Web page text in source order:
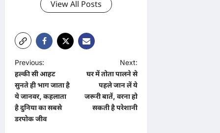
View All Posts
P
o
s
t
n
Previous:
हल्की सी आहट
सुनते ही भाग जाता है
ये जानवर, कहलाता
है दुनिया का सबसे
डरपोक जीव
Next:
घर में तोता पालने से
पहले जान लें ये
जरूरी बातें, वरना हो
सकती है परेशानी